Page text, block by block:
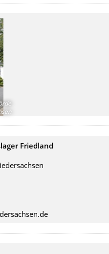
Friedland